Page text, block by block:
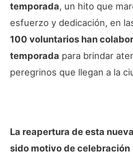
temporada, un hito que
esfuerzo y dedicación, en
100 voluntarios han
temporada para brindar
peregrinos que llegan a la
La reapertura de esta
sido motivo de celebración